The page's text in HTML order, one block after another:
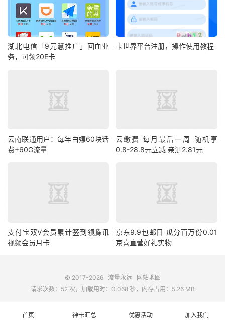
湖北电信「9元慧推广」回血业
务，可领20E卡
卡世界平台注册，操作使用教程
云南联通用户：每年白嫖60块话
费+60G流量
云缴费 每月最后一周 随机享
0.8-28.8元立减 亲测2.81元
支付宝双V会员累计签到领腾讯
视频会员月卡
京东9.9包邮日 瓜分百万份0.01
京喜直营好礼实物
首页 神卡汇总 优惠活动 加入我们
© 2017-2026 流量永远
网站地图
请求次数：52 次，加载用时：0.068 秒，内存占用：5.26 MB